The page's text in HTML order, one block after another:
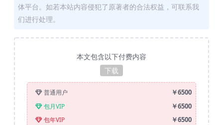
体平台。如若本站内容侵犯了原著者的合法权益，可联系我
们进行处理。
本文包含以下付费内容
下载
普通用户 ￥6500
包月VIP ￥6500
包年VIP ￥6500